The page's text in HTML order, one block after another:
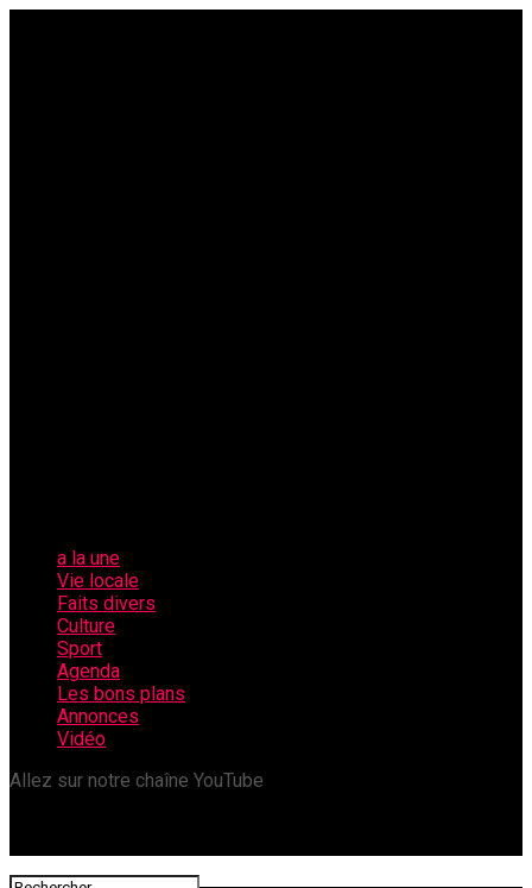
a la une
Vie locale
Faits divers
Culture
Sport
Agenda
Les bons plans
Annonces
Vidéo
Allez sur notre chaîne YouTube